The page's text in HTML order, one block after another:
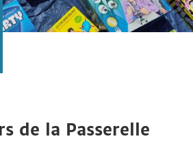
de la Passerelle